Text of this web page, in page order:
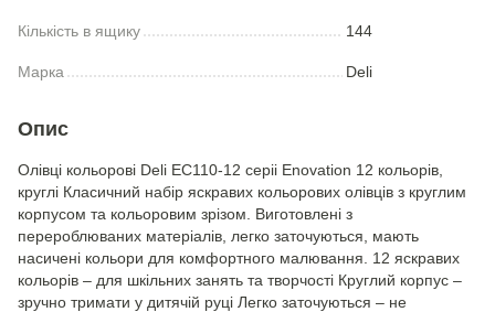
Кількість в ящику 144
Марка Deli
Опис
Олівці кольорові Deli EC110-12 серіі Enovation 12 кольорів,
круглі Класичний набір яскравих кольорових олівців з круглим
корпусом та кольоровим зрізом. Виготовлені з
перероблюваних матеріалів, легко заточуються, мають
насичені кольори для комфортного малювання. 12 яскравих
кольорів – для шкільних занять та творчості Круглий корпус –
зручно тримати у дитячій руці Легко заточуються – не